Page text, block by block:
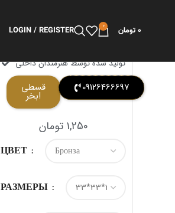
LOGIN / REGISTER 0 0 تومان
تولید شده توسط هنرمندان داخلی
قسطی
بخر!
09126466697
1,250 تومان
ЦВЕТ
РАЗМЕРЫ